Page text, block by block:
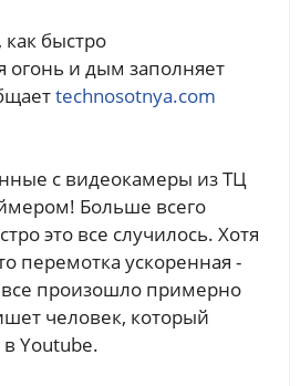
быстро
огонь и дым заполняет
technosotnya.com
с видеокамеры из ТЦ
Больше всего
это все случилось. Хотя
перемотка ускоренная -
все произошло примерно
человек, который
Youtube.